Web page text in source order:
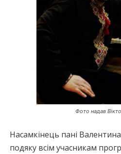
Фото надав
Насамкінець пані
подяку всім учасникам